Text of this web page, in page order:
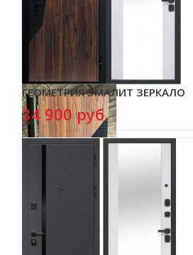
ГЕОМЕТРИЯ ЭМАЛИТ ЗЕРКАЛО
34 900 руб.